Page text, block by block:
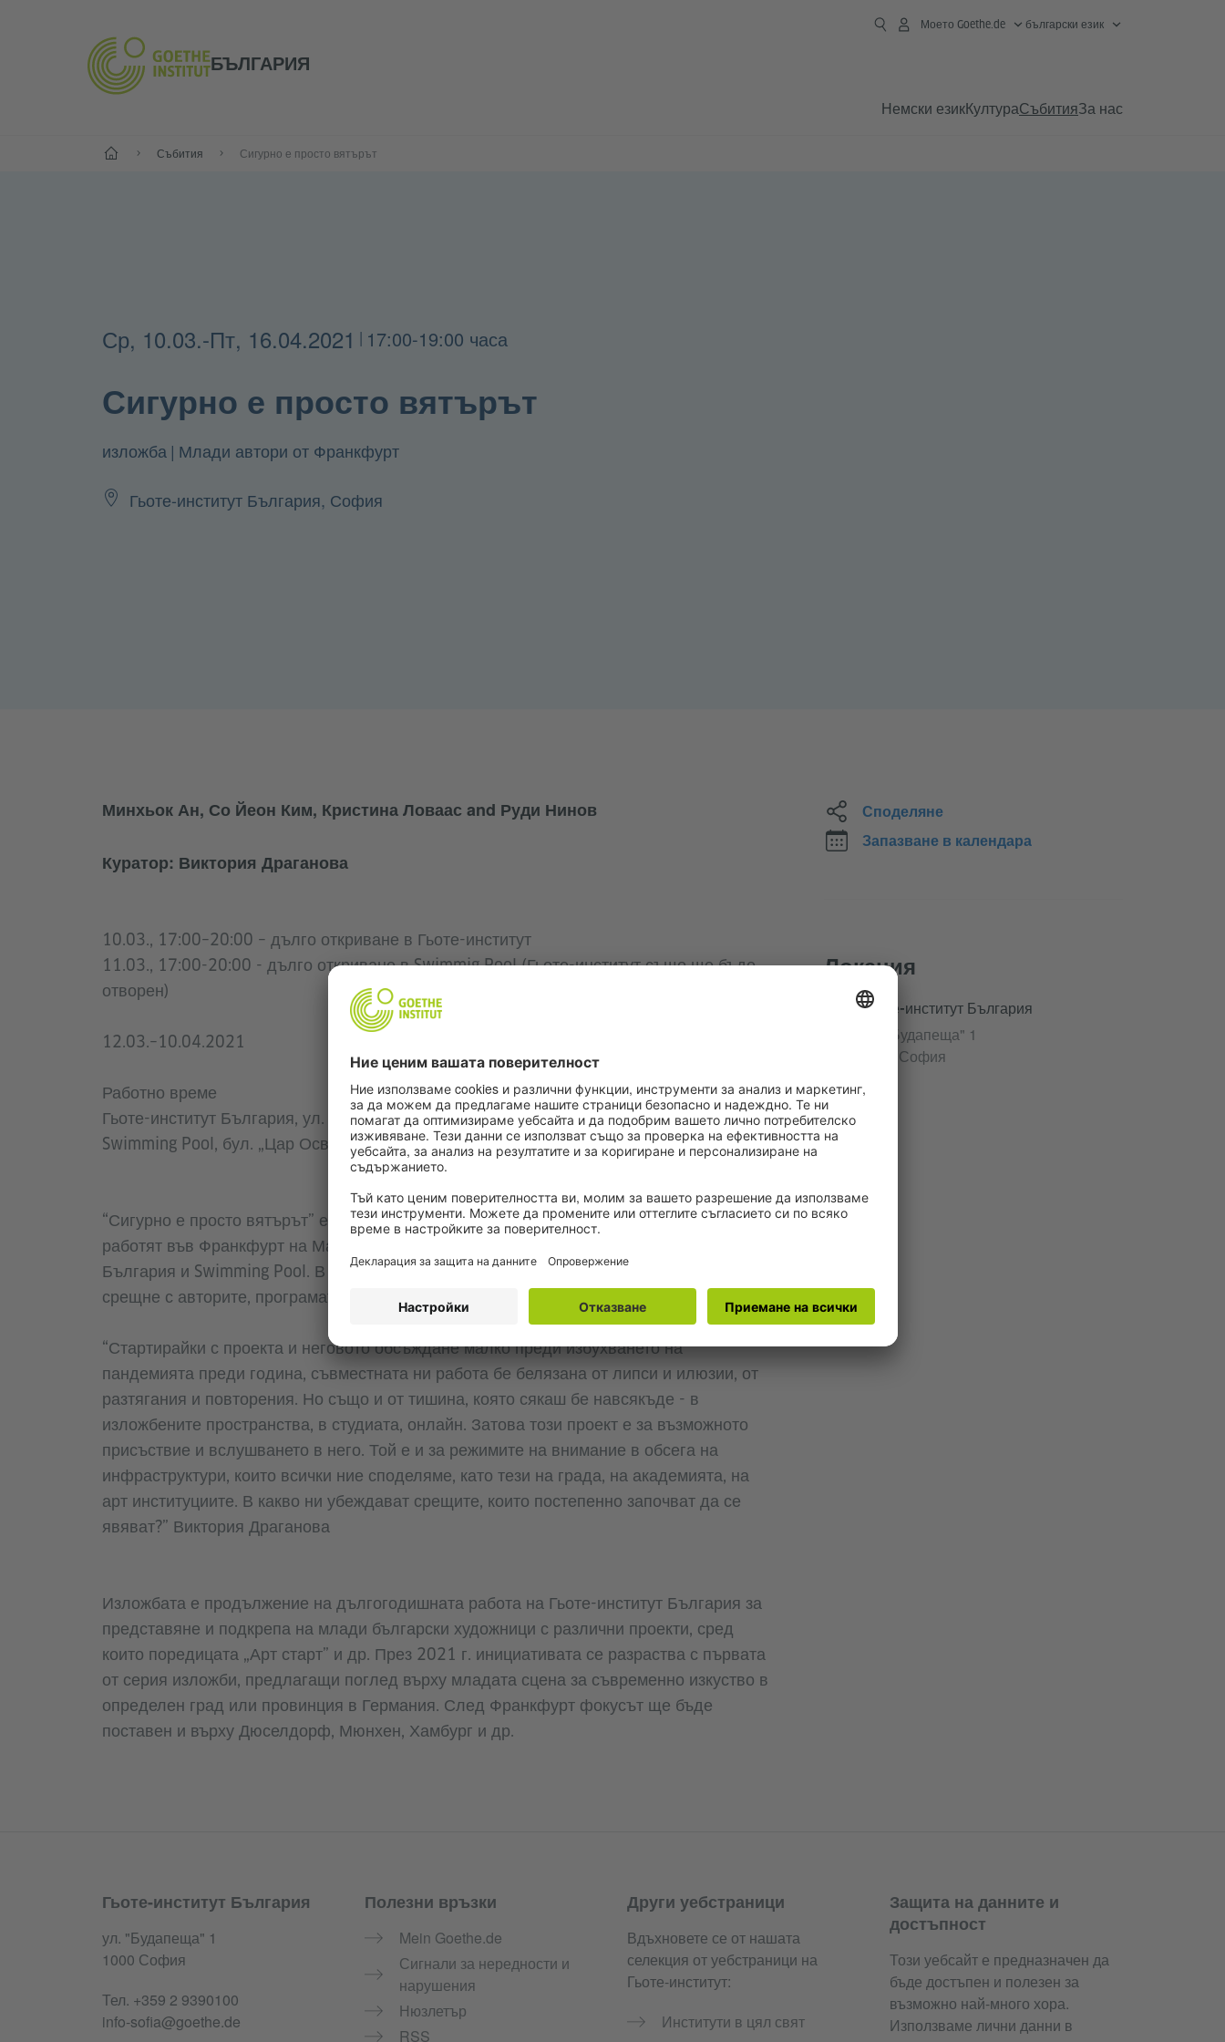
БЪЛГАРИЯ
Моето Goethe.de български език
Немски езикКултураСъбитияЗа нас
Начало Събития Сигурно е просто вятърът
Ср, 10.03.-Пт, 16.04.2021 17:00-19:00 часа
Сигурно е просто вятърът
изложба | Млади автори от Франкфурт
Гьоте-институт България, София
Минхьок Ан, Со Йеон Ким, Кристина Ловаас and Руди Нинов
Куратор: Виктория Драганова
10.03., 17:00–20:00 – дълго откриване в Гьоте-институт
11.03., 17:00-20:00 - дълго откриване в Swimmig Pool (Гьоте-институт също ще бъде
отворен)
12.03.–10.04.2021
Работно време
Гьоте-институт България, ул. „Будапеща” 1, пон–пт, 14:00–19:00 ч.
Swimming Pool, бул. „Цар Освоботител” 10, ет. 5, чт–сб, 16:00–19:00 ч.
“Сигурно е просто вятърът” е проект и изложба на четирима aртисти, които живеят и
работят във Франкфурт на Майн, обхващаща пространствата на Гьоте-институт
България и Swimming Pool. В откриващите дни публиката ще има възможност да се
срещне с авторите, програмата и регистрация за събитията ще бъдат обявени скоро.
“Стартирайки с проекта и неговото обсъждане малко преди избухването на
пандемията преди година, съвместната ни работа бе белязана от липси и илюзии, от
разтягания и повторения. Но също и от тишина, която сякаш бе навсякъде - в
изложбените пространства, в студиата, онлайн. Затова този проект е за възможното
присъствие и вслушването в него. Той е и за режимите на внимание в обсега на
инфраструктури, които всички ние споделяме, като тези на града, на академията, на
арт институциите. В какво ни убеждават срещите, които постепенно започват да се
явяват?” Виктория Драганова
Изложбата е продължение на дългогодишната работа на Гьоте-институт България за
представяне и подкрепа на млади български художници с различни проекти, сред
които поредицата „Арт старт” и др. През 2021 г. инициативата се разраства с първата
от серия изложби, предлагащи поглед върху младата сцена за съвременно изкуство в
определен град или провинция в Германия. След Франкфурт фокусът ще бъде
поставен и върху Дюселдорф, Мюнхен, Хамбург и др.
Споделяне
Запазване в календара
Локация
Гьоте-институт България
ул. "Будапеща" 1
1000 София
Service- und Informationsbereich
Гьоте-институт България
ул. "Будапеща" 1
1000 София
Тел. +359 2 9390100
info-sofia@goethe.de
Полезни връзки
Mein Goethe.de
Сигнали за нередности и
нарушения
Нюзлетър
RSS
Други уебстраници
Вдъхновете се от нашата
селекция от уебстраници на
Гьоте-институт:
Институти в цял свят
Защита на данните и
достъпност
Този уебсайт е предназначен да
бъде достъпен и полезен за
възможно най-много хора.
Използваме лични данни в